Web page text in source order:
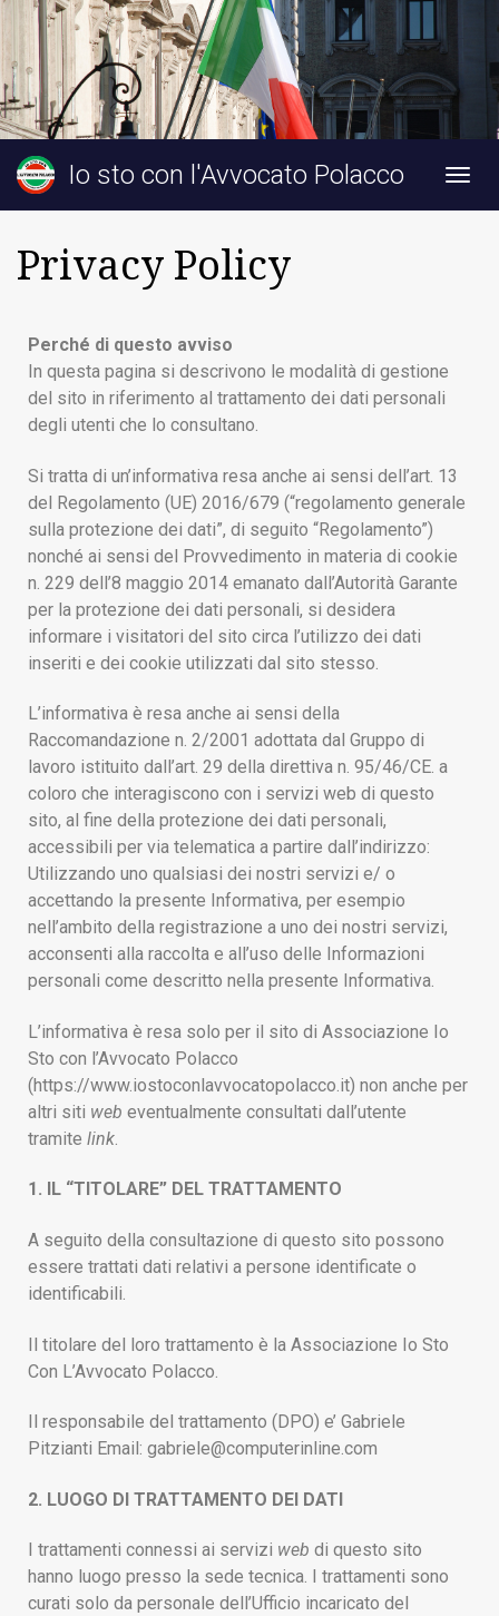
Io sto con l'Avvocato Polacco
Privacy Policy
Perché di questo avviso
In questa pagina si descrivono le modalità di gestione
del sito in riferimento al trattamento dei dati personali
degli utenti che lo consultano.
Si tratta di un’informativa resa anche ai sensi dell’art. 13
del Regolamento (UE) 2016/679 (“regolamento generale
sulla protezione dei dati”, di seguito “Regolamento”)
nonché ai sensi del Provvedimento in materia di cookie
n. 229 dell’8 maggio 2014 emanato dall’Autorità Garante
per la protezione dei dati personali, si desidera
informare i visitatori del sito circa l’utilizzo dei dati
inseriti e dei cookie utilizzati dal sito stesso.
L’informativa è resa anche ai sensi della
Raccomandazione n. 2/2001 adottata dal Gruppo di
lavoro istituito dall’art. 29 della direttiva n. 95/46/CE. a
coloro che interagiscono con i servizi web di questo
sito, al fine della protezione dei dati personali,
accessibili per via telematica a partire dall’indirizzo:
Utilizzando uno qualsiasi dei nostri servizi e/ o
accettando la presente Informativa, per esempio
nell’ambito della registrazione a uno dei nostri servizi,
acconsenti alla raccolta e all’uso delle Informazioni
personali come descritto nella presente Informativa.
L’informativa è resa solo per il sito di Associazione Io
Sto con l’Avvocato Polacco
(https://www.iostoconlavvocatopolacco.it) non anche per
altri siti web eventualmente consultati dall’utente
tramite link
1. IL “TITOLARE” DEL TRATTAMENTO
A seguito della consultazione di questo sito possono
essere trattati dati relativi a persone identificate o
identificabili.
Il titolare del loro trattamento è la Associazione Io Sto
Con L’Avvocato Polacco.
Il responsabile del trattamento (DPO) e’ Gabriele
Pitzianti Email: gabriele@computerinline.com
2. LUOGO DI TRATTAMENTO DEI DATI
I trattamenti connessi ai servizi web di questo sito
hanno luogo presso la sede tecnica. I trattamenti sono
curati solo da personale dell’Ufficio incaricato del